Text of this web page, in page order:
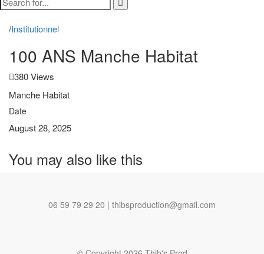
/Institutionnel
100 ANS Manche Habitat
380 Views
Manche Habitat
Date
August 28, 2025
You may also like this
06 59 79 29 20 | thibsproduction@gmail.com